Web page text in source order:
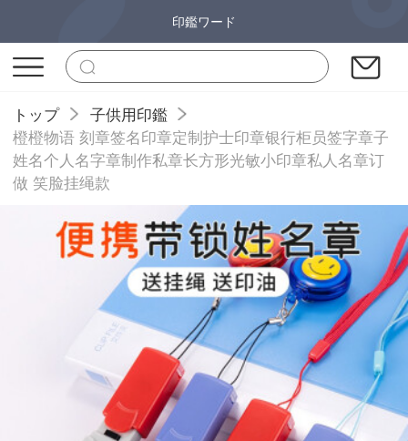
印鑑ワード
トップ
子供用印鑑
橙橙物语 刻章签名印章定制护士印章银行柜员签字章子
姓名个人名字章制作私章长方形光敏小印章私人名章订
做 笑脸挂绳款